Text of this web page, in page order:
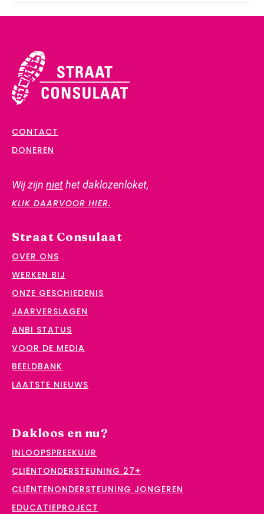
CONTACT
DONEREN
Wij zijn niethet daklozenloket,
KLIK DAARVOOR HIER.
Straat Consulaat
OVER ONS
WERKEN BIJ
ONZE GESCHIEDENIS
JAARVERSLAGEN
ANBI STATUS
VOOR DE MEDIA
BEELDBANK
LAATSTE NIEUWS
Dakloos en nu?
INLOOPSPREEKUUR
CLIËNTONDERSTEUNING 27+
CLIËNTENONDERSTEUNING JONGEREN
EDUCATIEPROJECT